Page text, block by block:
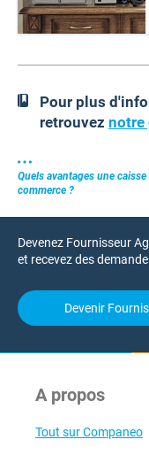
Pour plus
retrouvez notre
Quels avantages une
commerce ?
Devenez Fournisseur
et recevez des
Devenir
A propos
Tout sur Companeo